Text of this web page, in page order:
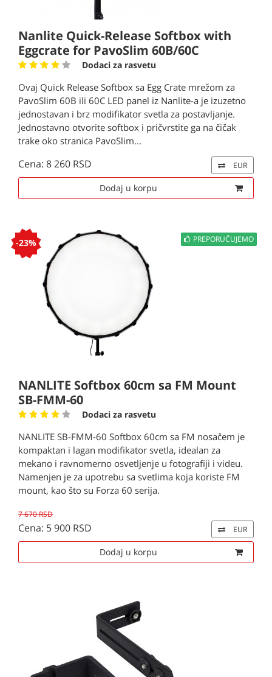
Nanlite Quick-Release Softbox with
Eggcrate for PavoSlim 60B/60C
Dodaci za rasvetu
Ovaj Quick Release Softbox sa Egg Crate mrežom za
PavoSlim 60B ili 60C LED panel iz Nanlite-a je izuzetno
jednostavan i brz modifikator svetla za postavljanje.
Jednostavno otvorite softbox i pričvrstite ga na čičak
trake oko stranica PavoSlim...
Cena: 8 260 RSD EUR
Dodaj u korpu
PREPORUČUJEMO
-23%
NANLITE Softbox 60cm sa FM Mount
SB-FMM-60
Dodaci za rasvetu
NANLITE SB-FMM-60 Softbox 60cm sa FM nosačem je
kompaktan i lagan modifikator svetla, idealan za
mekano i ravnomerno osvetljenje u fotografiji i videu.
Namenjen je za upotrebu sa svetlima koja koriste FM
mount, kao što su Forza 60 serija.
7 670 RSD
Cena: 5 900 RSD EUR
Dodaj u korpu